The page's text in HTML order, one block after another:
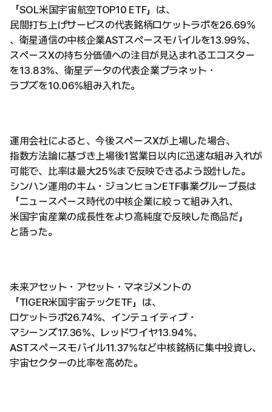
「SOL米国宇宙航空TOP10 ETF」は、
民間打ち上げサービスの代表銘柄ロケットラボを26.69%
、衛星通信の中核企業ASTスペースモバイルを13.99%、
スペースXの持ち分価値への注目が見込まれるエコスター
を13.83%、衛星データの代表企業プラネット・
ラブズを10.06%組み入れた。
運用会社によると、今後スペースXが上場した場合、
指数方法論に基づき上場後1営業日以内に迅速な組み入れが
可能で、比率は最大25%まで反映できるよう設計した。
シンハン運用のキム・ジョンヒョンETF事業グループ長は
「ニュースペース時代の中核企業に絞って組み入れ、
米国宇宙産業の成長性をより高純度で反映した商品だ」
と語った。
未来アセット・アセット・マネジメントの
「TIGER米国宇宙テックETF」は、
ロケットラボ26.74%、インテュイティブ・
マシーンズ17.36%、レッドワイヤ13.94%、
ASTスペースモバイル11.37%など中核銘柄に集中投資し、
宇宙セクターの比率を高めた。